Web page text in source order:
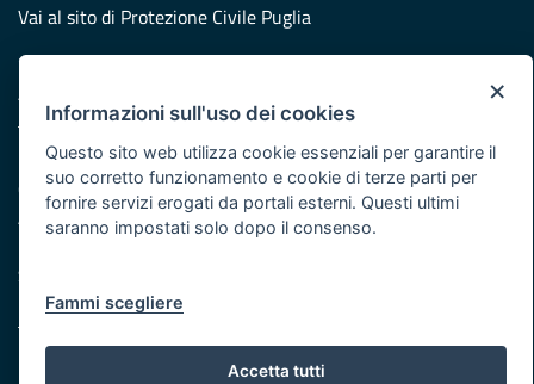
Vai al sito di Protezione Civile Puglia
Iniziativa finanziata con risorse del POR Puglia 2014/2020 -
Asse XI
Note legali
Cookie e privacy
Atti di notifica
Servizi Intranet
© Regione Puglia
×
Informazioni sull'uso dei cookies
Questo sito web utilizza cookie essenziali per garantire il
suo corretto funzionamento e cookie di terze parti per
fornire servizi erogati da portali esterni. Questi ultimi
saranno impostati solo dopo il consenso.
Fammi scegliere
Accetta tutti